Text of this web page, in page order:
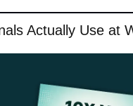
Actually Use at